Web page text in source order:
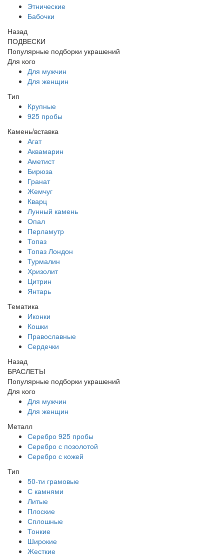
Этнические
Бабочки
Назад
ПОДВЕСКИ
Популярные подборки украшений
Для кого
Для мужчин
Для женщин
Тип
Крупные
925 пробы
Камень/вставка
Агат
Аквамарин
Аметист
Бирюза
Гранат
Жемчуг
Кварц
Лунный камень
Опал
Перламутр
Топаз
Топаз Лондон
Турмалин
Хризолит
Цитрин
Янтарь
Тематика
Иконки
Кошки
Православные
Сердечки
Назад
БРАСЛЕТЫ
Популярные подборки украшений
Для кого
Для мужчин
Для женщин
Металл
Серебро 925 пробы
Серебро с позолотой
Серебро с кожей
Тип
50-ти грамовые
С камнями
Литые
Плоские
Сплошные
Тонкие
Широкие
Жесткие